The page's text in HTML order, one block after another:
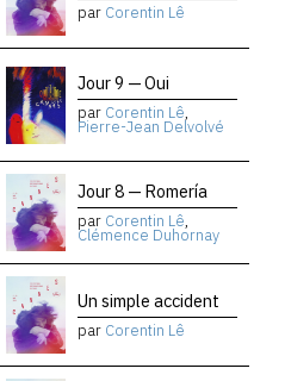
par Corentin Lê
Jour 9 — Oui
par Corentin Lê,
Pierre-Jean Delvolvé
Jour 8 — Romería
par Corentin Lê,
Clémence Duhornay
Un simple accident
par Corentin Lê